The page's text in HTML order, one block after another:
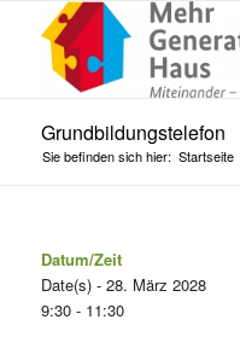
Grundbildungstelefon
Sie befinden sich hier: Startseite
Datum/Zeit
Date(s) - 28. März 2028
9:30 - 11:30